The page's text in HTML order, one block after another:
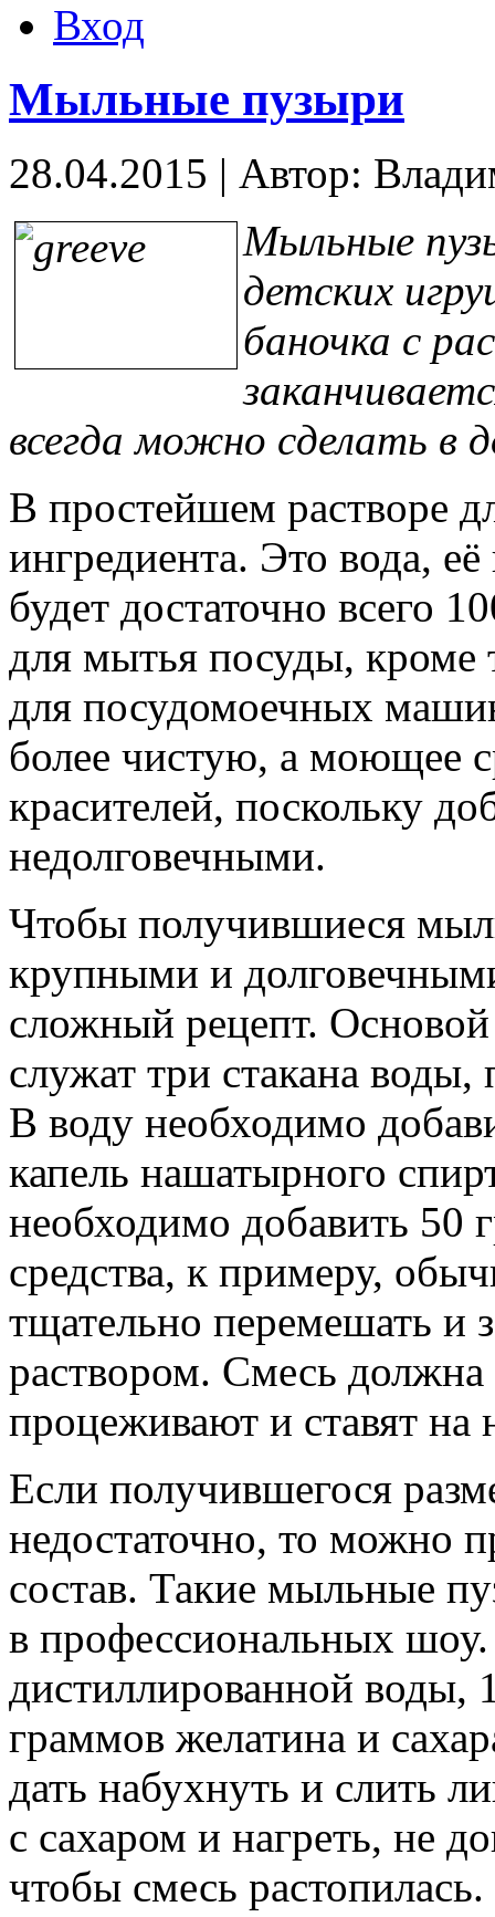
Вход
Мыльные пузыри
28.04.2015 | Автор:
Мыльные
детских
баночка с
всегда можно сделать в
В простейшем растворе
ингредиента. Это вода,
будет достаточно всего
для мытья посуды, кроме
для посудомоечных
более чистую, а моющее
красителей, поскольку
недолговечными.
Чтобы получившиеся
крупными и
сложный рецепт. Основой
служат три стакана
В воду необходимо
капель нашатырного
необходимо добавить 50
средства, к примеру,
тщательно перемешать и
раствором. Смесь должна
процеживают и ставят на
Если получившегося
недостаточно, то можно
состав. Такие мыльные
в профессиональных
дистиллированной воды,
граммов желатина и
дать набухнуть и слить
с сахаром и нагреть, не
чтобы смесь